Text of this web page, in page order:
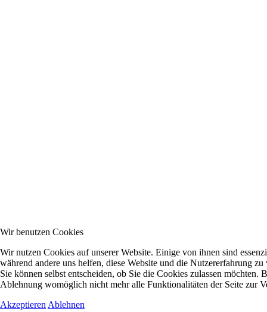
Wir benutzen Cookies
Wir nutzen Cookies auf unserer Website. Einige von ihnen sind
während andere uns helfen, diese Website und die Nutzererfahrung
Sie können selbst entscheiden, ob Sie die Cookies zulassen möchten.
Ablehnung womöglich nicht mehr alle Funktionalitäten der Seite zur
Akzeptieren Ablehnen